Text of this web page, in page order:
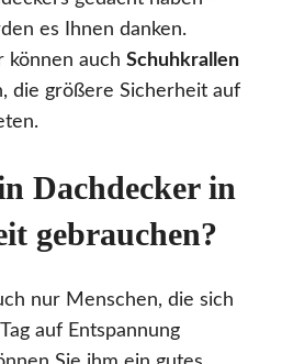
es Ihnen danken.
können auch Schuhkrallen
die größere Sicherheit auf
Dachdecker in
gebrauchen?
nur Menschen, die sich
auf Entspannung